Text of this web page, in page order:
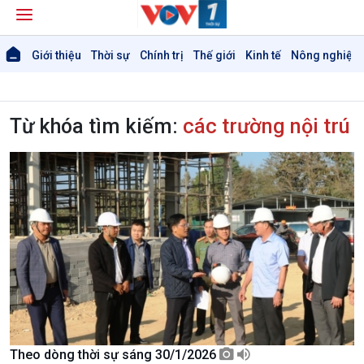
Giới thiệu Thời sự Chính trị Thế giới Kinh tế Nông nghiệp
Giới thiệu
Thời sự
Thời sự 6h
Thời sự 12h
Thời sự 18h
Thời sự 21h30
Bản tin
Chuyên mục
Theo dòng Thời sự
Chính trị
Thế giới
Từ khóa tìm kiếm: các trường nội trú
Theo dòng thời sự sáng 30/1/2026